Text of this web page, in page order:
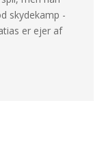
skydekamp -
er ejer af